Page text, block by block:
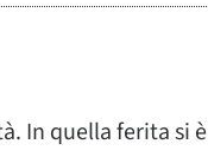
In quella ferita si è